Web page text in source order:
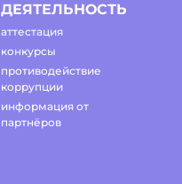
ДЕЯТЕЛЬНОСТЬ
аттестация
конкурсы
противодействие
коррупции
информация от
партнёров